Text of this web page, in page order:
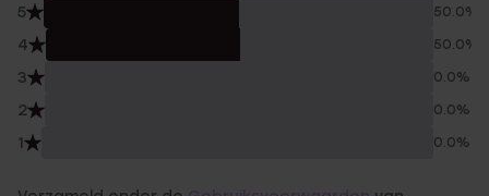
5 50.0%
4 50.0%
3 0.0%
2 0.0%
1 0.0%